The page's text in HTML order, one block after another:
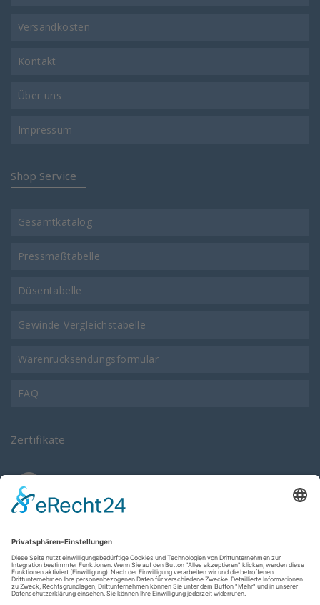
Versandkosten
Kontakt
Über uns
Impressum
Shop Service
Gesamtkatalog
Pressmaßtabelle
Düsentabelle
Gewinde-Vergleichstabelle
Warenrücksendungsformular
FAQ
Zertifikate